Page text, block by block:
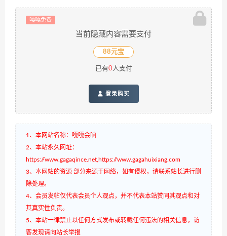
嘎嘎免费
当前隐藏内容需要支付
88元宝
已有0人支付
登录购买
1、本网站名称：嘎嘎会响
2、本站永久网址：
https://www.gagaqince.net,https://www.gagahuixiang.com
3、本网站的资源 部分来源于网络，如有侵权，请联系站长进行删
除处理。
4、会员发帖仅代表会员个人观点，并不代表本站赞同其观点和对
其真实性负责。
5、本站一律禁止以任何方式发布或转载任何违法的相关信息，访
客发现请向站长举报